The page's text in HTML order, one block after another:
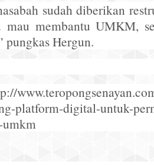
sudah diberikan
mau membantu UMKM,
Hergun.
platform-digital-untuk-